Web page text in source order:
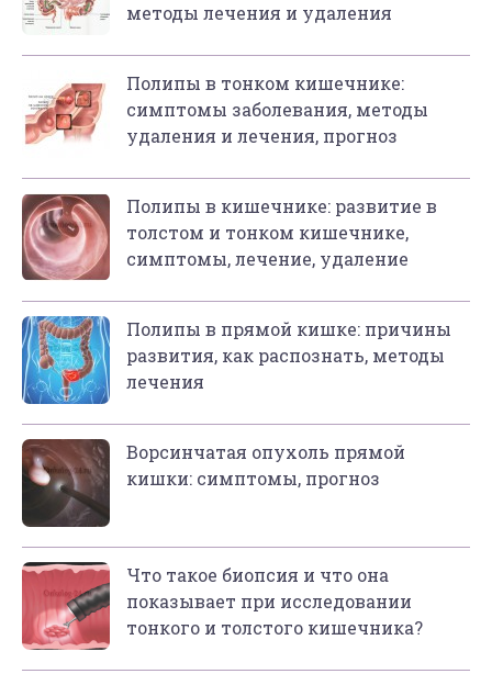
методы лечения и удаления
Полипы в тонком кишечнике:
симптомы заболевания, методы
удаления и лечения, прогноз
Полипы в кишечнике: развитие в
толстом и тонком кишечнике,
симптомы, лечение, удаление
Полипы в прямой кишке: причины
развития, как распознать, методы
лечения
Ворсинчатая опухоль прямой
кишки: симптомы, прогноз
Что такое биопсия и что она
показывает при исследовании
тонкого и толстого кишечника?